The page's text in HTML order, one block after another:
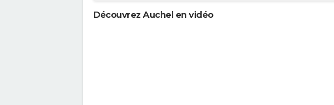
Découvrez Auchel en vidéo